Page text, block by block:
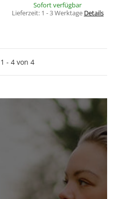
Sofort verfügbar
Lieferzeit: 1 - 3 Werktage Details
1 - 4 von 4